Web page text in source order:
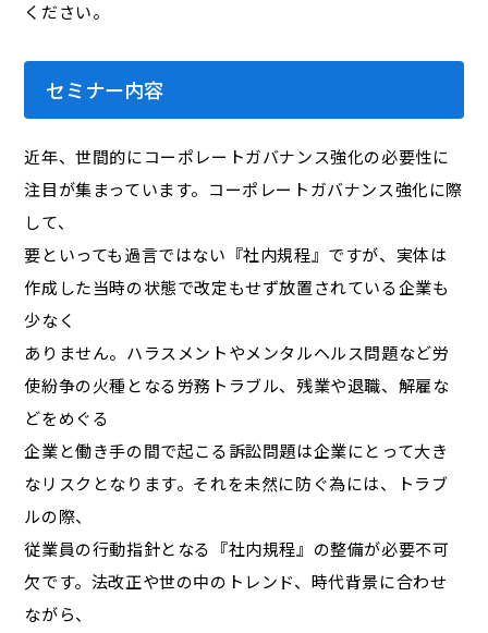
ください。
セミナー内容
近年、世間的にコーポレートガバナンス強化の必要性に
注目が集まっています。コーポレートガバナンス強化に際
して、
要といっても過言ではない『社内規程』ですが、実体は
作成した当時の状態で改定もせず放置されている企業も
少なく
ありません。ハラスメントやメンタルヘルス問題など労
使紛争の火種となる労務トラブル、残業や退職、解雇な
どをめぐる
企業と働き手の間で起こる訴訟問題は企業にとって大き
なリスクとなります。それを未然に防ぐ為には、トラブ
ルの際、
従業員の行動指針となる『社内規程』の整備が必要不可
欠です。法改正や世の中のトレンド、時代背景に合わせ
ながら、